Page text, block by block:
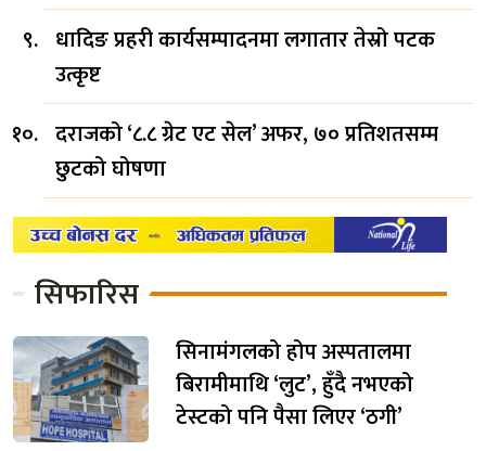
धादिङ प्रहरी कार्यसम्पादनमा लगातार तेस्रो पटक
उत्कृष्ट
दराजको ‘८.८ ग्रेट एट सेल’ अफर, ७० प्रतिशतसम्म
छुटको घोषणा
सिफारिस
सिनामंगलको होप अस्पतालमा
बिरामीमाथि ‘लुट’, हुँदै नभएको
टेस्टको पनि पैसा लिएर ‘ठगी’